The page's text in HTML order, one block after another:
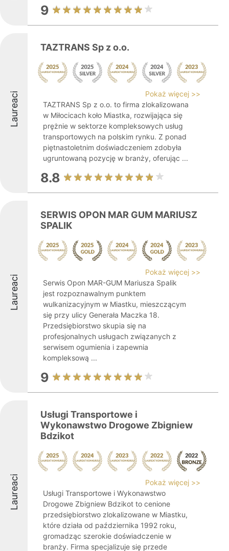
9
Laureaci
TAZTRANS Sp z o.o.
Pokaż więcej >>
TAZTRANS Sp z o.o. to firma zlokalizowana
w Miłocicach koło Miastka, rozwijająca się
prężnie w sektorze kompleksowych usług
transportowych na polskim rynku. Z ponad
piętnastoletnim doświadczeniem zdobyła
ugruntowaną pozycję w branży, oferując ...
8.8
Laureaci
SERWIS OPON MAR GUM MARIUSZ
SPALIK
Pokaż więcej >>
Serwis Opon MAR-GUM Mariusza Spalik
jest rozpoznawalnym punktem
wulkanizacyjnym w Miastku, mieszczącym
się przy ulicy Generała Maczka 18.
Przedsiębiorstwo skupia się na
profesjonalnych usługach związanych z
serwisem ogumienia i zapewnia
kompleksową ...
9
Laureaci
Usługi Transportowe i
Wykonawstwo Drogowe Zbigniew
Bdzikot
Pokaż więcej >>
Usługi Transportowe i Wykonawstwo
Drogowe Zbigniew Bdzikot to cenione
przedsiębiorstwo zlokalizowane w Miastku,
które działa od października 1992 roku,
gromadząc szerokie doświadczenie w
branży. Firma specjalizuje się przede